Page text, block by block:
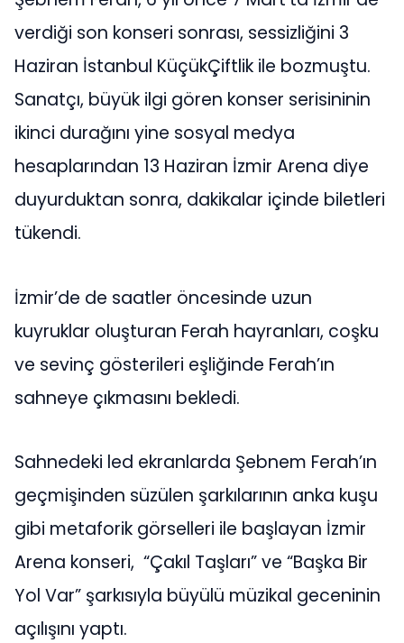
verdiği son konseri sonrası, sessizliğini 3
Haziran İstanbul KüçükÇiftlik ile bozmuştu.
Sanatçı, büyük ilgi gören konser serisininin
ikinci durağını yine sosyal medya
hesaplarından 13 Haziran İzmir Arena diye
duyurduktan sonra, dakikalar içinde biletleri
tükendi.
İzmir’de de saatler öncesinde uzun
kuyruklar oluşturan Ferah hayranları, coşku
ve sevinç gösterileri eşliğinde Ferah’ın
sahneye çıkmasını bekledi.
Sahnedeki led ekranlarda Şebnem Ferah’ın
geçmişinden süzülen şarkılarının anka kuşu
gibi metaforik görselleri ile başlayan İzmir
Arena konseri, “Çakıl Taşları” ve “Başka Bir
Yol Var” şarkısıyla büyülü müzikal geceninin
açılışını yaptı.